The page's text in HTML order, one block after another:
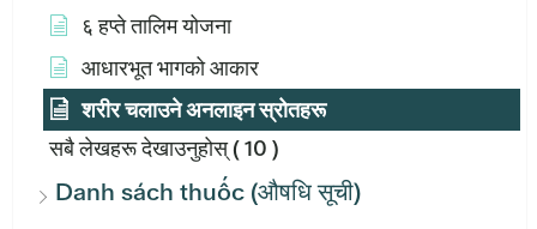
६ हप्ते तालिम योजना
आधारभूत भागको आकार
शरीर चलाउने अनलाइन स्रोतहरू
सबै लेखहरू देखाउनुहोस्( 10 )
Danh sách thuốc (औषधि सूची)